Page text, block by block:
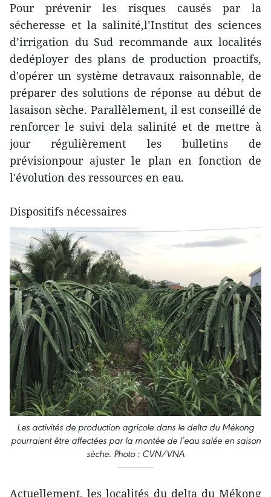
Pour prévenir les risques causés par la
sécheresse et la salinité,l’Institut des sciences
d’irrigation du Sud recommande aux localités
dedéployer des plans de production proactifs,
d'opérer un système detravaux raisonnable, de
préparer des solutions de réponse au début de
lasaison sèche. Parallèlement, il est conseillé de
renforcer le suivi dela salinité et de mettre à
jour régulièrement les bulletins de
prévisionpour ajuster le plan en fonction de
l'évolution des ressources en eau.
Dispositifs nécessaires
Les activités de production agricole dans le delta du Mékong
pourraient être affectées par la montée de l’eau salée en saison
sèche. Photo : CVN/VNA
Actuellement, les localités du delta du Mékong